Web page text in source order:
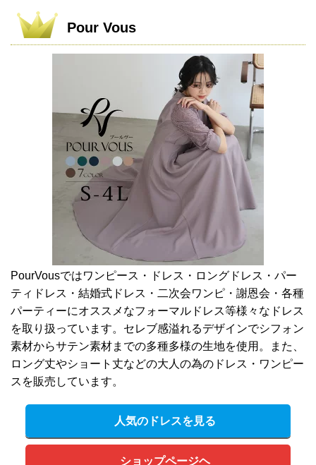
Pour Vous
PourVousではワンピース・ドレス・ロングドレス・パー
ティドレス・結婚式ドレス・二次会ワンピ・謝恩会・各種
パーティーにオススメなフォーマルドレス等様々なドレス
を取り扱っています。セレブ感溢れるデザインでシフォン
素材からサテン素材までの多種多様の生地を使用。また、
ロング丈やショート丈などの大人の為のドレス・ワンピー
スを販売しています。
人気のドレスを見る
ショップページヘ